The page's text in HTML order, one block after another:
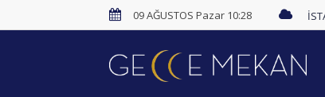
09 AĞUSTOS Pazar 10:28